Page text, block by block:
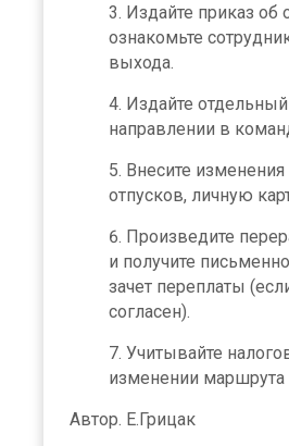
Издайте приказ об
ознакомьте
выхода.
Издайте
направлении в
Внесите
отпусков, личную
Произведите
и получите
зачет переплаты
согласен).
Учитывайте
изменении маршрута
Автор. Е.Грицак